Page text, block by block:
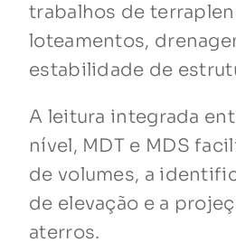
trabalhos de
loteamentos,
estabilidade de
A leitura integrada
nível, MDT e MDS
de volumes, a
de elevação e a
aterros.